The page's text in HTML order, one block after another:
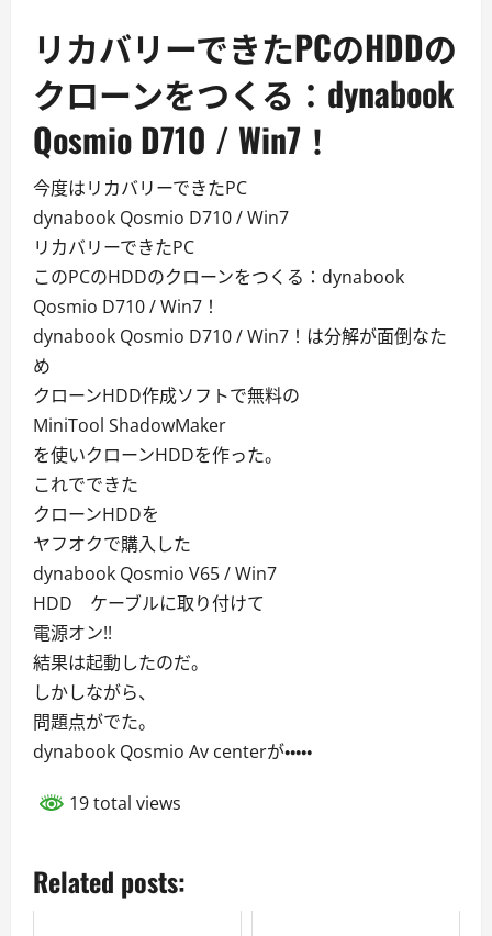
リカバリーできたPCのHDDの
クローンをつくる：dynabook
Qosmio D710 / Win7！
今度はリカバリーできたPC
dynabook Qosmio D710 / Win7
リカバリーできたPC
このPCのHDDのクローンをつくる：dynabook
Qosmio D710 / Win7！
dynabook Qosmio D710 / Win7！は分解が面倒なた
め
クローンHDD作成ソフトで無料の
MiniTool ShadowMaker
を使いクローンHDDを作った。
これでできた
クローンHDDを
ヤフオクで購入した
dynabook Qosmio V65 / Win7
HDD ケーブルに取り付けて
電源オン!!
結果は起動したのだ。
しかしながら、
問題点がでた。
dynabook Qosmio Av centerが・・・・・
19 total views
Related posts: